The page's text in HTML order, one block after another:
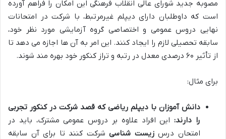
مصوبه جدید شورای عالی انقلاب فرهنگی این امکان را فراهم آورده
است که داوطلبان دارای دیپلم غیرمرتبط، با شرکت در امتحانات
نهایی دروس عمومی و اختصاصی گروه آزمایشی مورد نظر خود،
سابقه تحصیلی لازم را ایجاد کنند. این امر به آن ها اجازه می دهد تا
از تأثیر ۶۰ درصدی معدل در رتبه و تراز کنکور خود بهره مند شوند.
برای مثال:
دانش آموزان با دیپلم ریاضی که قصد شرکت در کنکور تجربی
را دارند:این افراد علاوه بر دروس عمومی مشترک، باید در
امتحان درسزیست شناسیشرکت کنند تا برای آن سابقه